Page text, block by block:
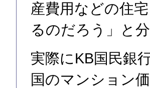
産費用などの住
るのだろう」と
実際にKB国民銀
国のマンション